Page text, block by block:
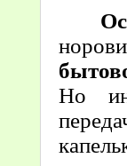
Но